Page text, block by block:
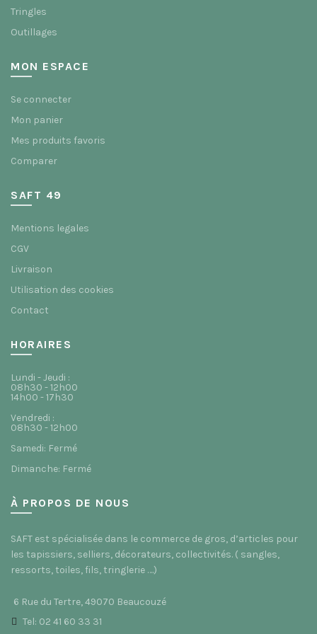
Tringles
Outillages
MON ESPACE
Se connecter
Mon panier
Mes produits favoris
Comparer
SAFT 49
Mentions legales
CGV
Livraison
Utilisation des cookies
Contact
HORAIRES
Lundi - Jeudi :
08h30 - 12h00
14h00 - 17h30
Vendredi :
08h30 - 12h00
Samedi: Fermé
Dimanche: Fermé
À PROPOS DE NOUS
SAFT est spécialisée dans le commerce de gros, d’articles pour
les tapissiers, selliers, décorateurs, collectivités. ( sangles,
ressorts, toiles, fils, tringlerie ….)
6 Rue du Tertre, 49070 Beaucouzé
Tel: 02 41 60 33 31